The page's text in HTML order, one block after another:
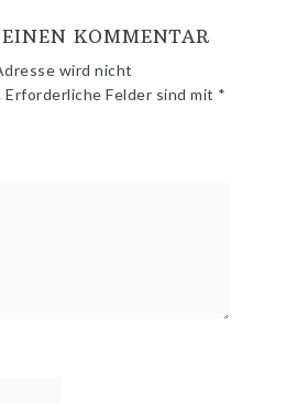
EINEN KOMMENTAR
wird nicht
Erforderliche Felder sind mit *